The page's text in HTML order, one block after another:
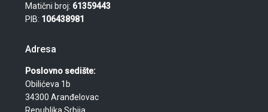
Matični broj: 61359443
PIB: 106438981
Adresa
Poslovno sedište:
Obilićeva 1b
34300 Aranđelovac